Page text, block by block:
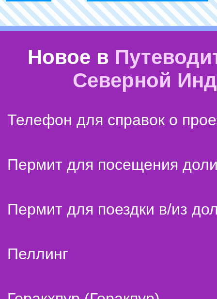
Новое в
Северной
Телефон для справок о
Пермит для посещения
Пермит для поездки в/из
Пеллинг